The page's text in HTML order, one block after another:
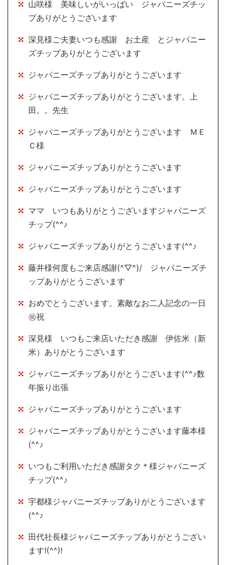
山咲様 美味しいがいっぱい ジャパニーズチッ
プありがとうございます
深見様ご夫妻いつも感謝 お土産 とジャパニー
ズチップありがとうございます
ジャパニーズチップありがとうございます
ジャパニーズチップありがとうございます。上
田。。先生
ジャパニーズチップありがとうございます ＭＥ
Ｃ様
ジャパニーズチップありがとうございます
ジャパニーズチップありがとうございます
ママ いつもありがとうございますジャパニーズ
チップ(^^♪
ジャパニーズチップありがとうございます(^^♪
藤井様何度もご来店感謝(^▽^)/ ジャパニーズチ
ップありがとうございます
おめでとうございます。素敵なお二人記念の一日
㊗祝
深見様 いつもご来店いただき感謝 伊佐米（新
米）ありがとうございます
ジャパニーズチップありがとうございます(^^♪数
年振り出張
ジャパニーズチップありがとうございます
ジャパニーズチップありがとうございます藤本様
(^^♪
いつもご利用いただき感謝タク＊様ジャパニーズ
チップ(^^♪
宇都様ジャパニーズチップありがとうございます
(^^♪
田代社長様ジャパニーズチップありがとうござい
ます!(^^)!